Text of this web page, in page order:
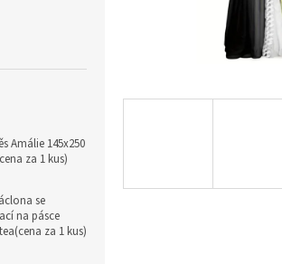
Amálie 145x250
za 1 kus)
se
na pásce
za 1 kus)